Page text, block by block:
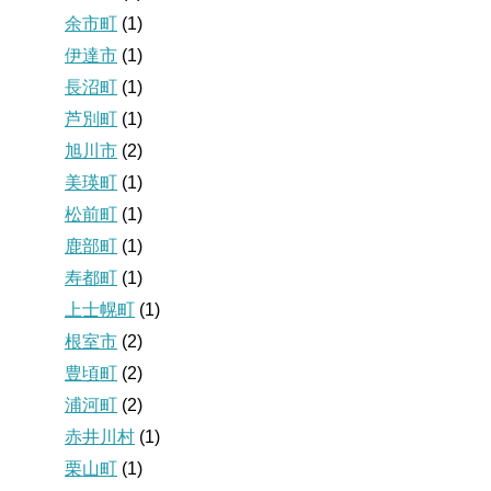
余市町 (1)
伊達市 (1)
長沼町 (1)
芦別町 (1)
旭川市 (2)
美瑛町 (1)
松前町 (1)
鹿部町 (1)
寿都町 (1)
上士幌町 (1)
根室市 (2)
豊頃町 (2)
浦河町 (2)
赤井川村 (1)
栗山町 (1)